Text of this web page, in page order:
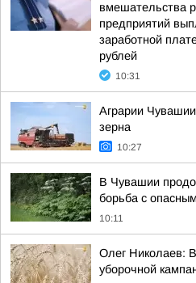
вмешательства
предприятий
заработной
рублей
10:31
Аграрии
зерна
10:27
В Чувашии
борьба с
10:11
Олег Николаев:
уборочной